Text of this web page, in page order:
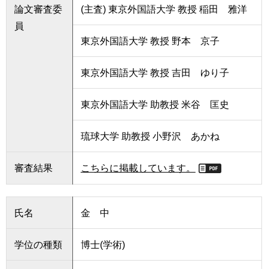
論文審査委
員
(主査) 東京外国語大学 教授 稲田 雅洋
東京外国語大学 教授 野本 京子
東京外国語大学 教授 吉田 ゆり子
東京外国語大学 助教授 米谷 匡史
琉球大学 助教授 小野沢 あかね
審査結果 こちらに掲載しています。
氏名 金 中
学位の種類 博士(学術)